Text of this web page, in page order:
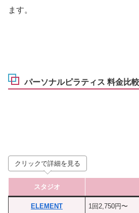
ます。
パーソナルピラティス 料金比
クリックで詳細を見る
スタジオ
ELEMENT 1回2,750円〜